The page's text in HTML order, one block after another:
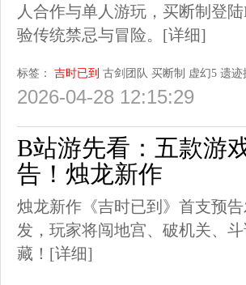
人合作与单人游玩，买断制登
验传统禁忌与冒险。 [详细]
标签： 吉时已到 古剑团队 买断制 虚幻5 遗迹
2026-04-28 12:15:29
B站游先看：五款游
告！烛龙新作
烛龙新作《吉时已到》首支预
发，玩家将闯地宫、破机关、
藏！ [详细]